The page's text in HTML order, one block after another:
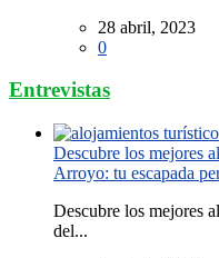
28 abril, 2023
0
Entrevistas
Descubre los mejores
Arroyo: tu escapada
Descubre los mejores
del...